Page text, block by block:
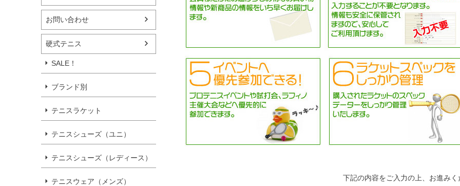
お問い合わせ
硬式テニス
SALE！
ブランド別
テニスラケット
テニスシューズ（ユニ）
テニスシューズ（レディース）
テニスウェア（メンズ） 下記の内容をご入力の上、お進みく